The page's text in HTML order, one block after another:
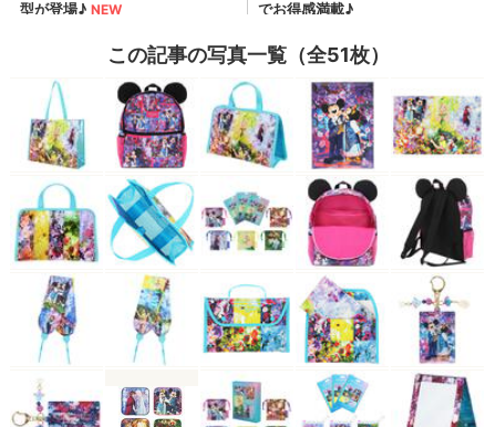
この記事の写真一覧（全51枚）